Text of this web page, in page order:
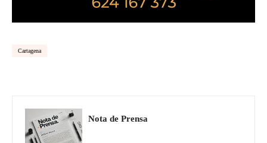
Cartagena
Nota de Prensa